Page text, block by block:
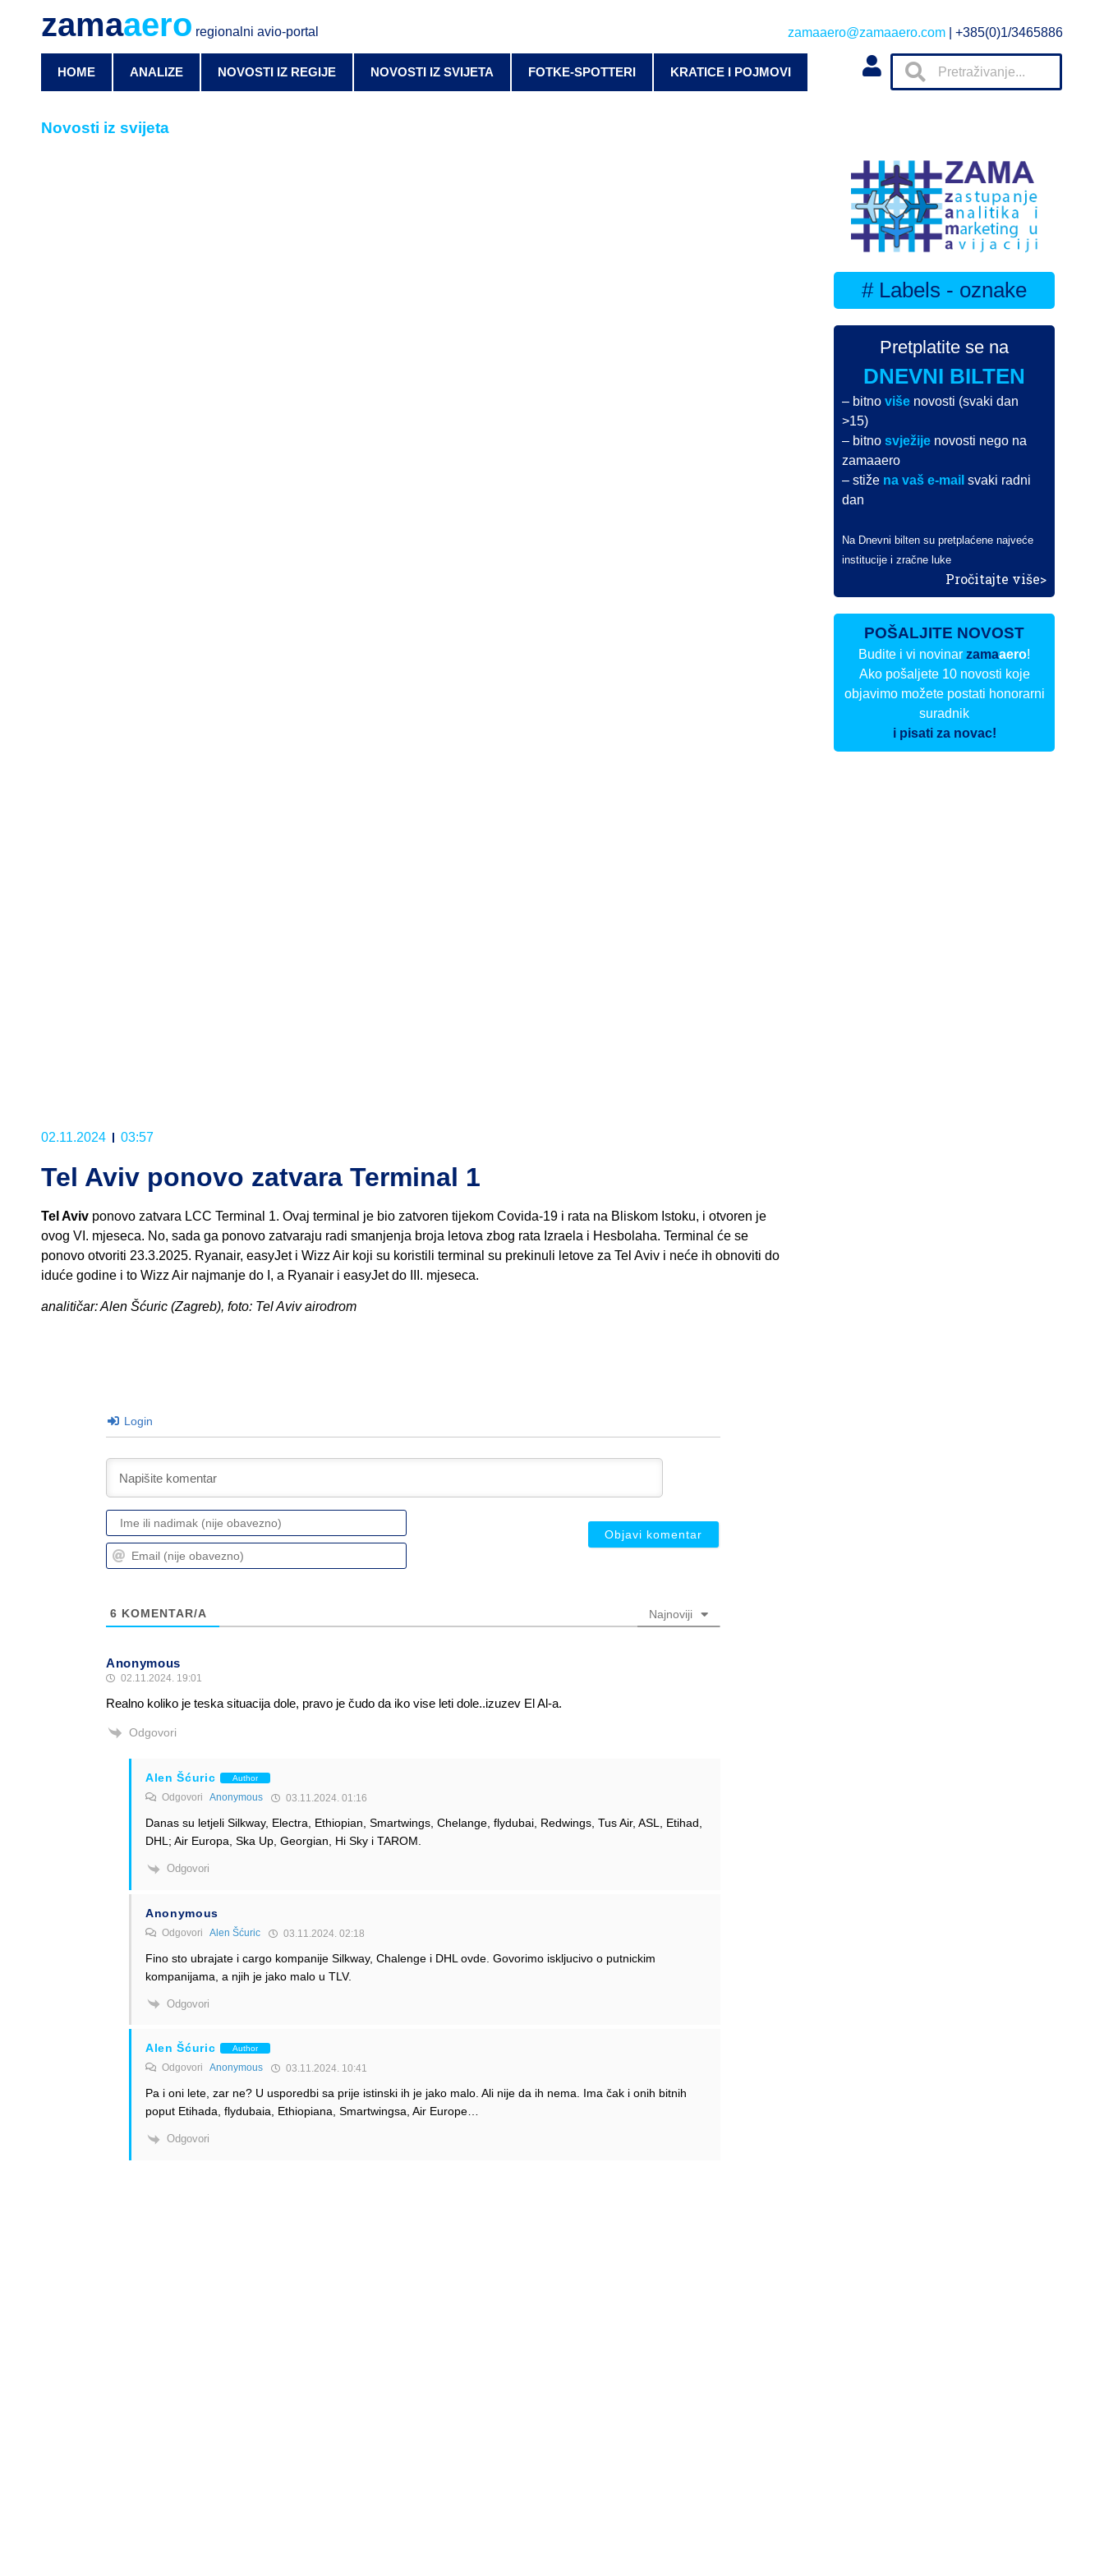
zamaaero regionalni avio-portal zamaaero@zamaaero.com | +385(0)1/3465886
HOME ANALIZE NOVOSTI IZ REGIJE NOVOSTI IZ SVIJETA FOTKE-SPOTTERI KRATICE I POJMOVI
Novosti iz svijeta
02.11.2024 03:57
Tel Aviv ponovo zatvara Terminal 1
Tel Aviv ponovo zatvara LCC Terminal 1. Ovaj terminal je bio zatvoren tijekom Covida-19 i rata na Bliskom Istoku, i otvoren je
ovog VI. mjeseca. No, sada ga ponovo zatvaraju radi smanjenja broja letova zbog rata Izraela i Hesbolaha. Terminal će se
ponovo otvoriti 23.3.2025. Ryanair, easyJet i Wizz Air koji su koristili terminal su prekinuli letove za Tel Aviv i neće ih obnoviti do
iduće godine i to Wizz Air najmanje do I, a Ryanair i easyJet do III. mjeseca.
analitičar: Alen Šćuric (Zagreb), foto: Tel Aviv airodrom
Login
Ime
ili
nadimak
Email
(nije
6 KOMENTAR/A Najnoviji
Anonymous
02.11.2024. 19:01
Realno koliko je teska situacija dole, pravo je čudo da iko vise leti dole..izuzev El Al-a.
Odgovori
Alen Šćuric Author
Odgovori Anonymous 03.11.2024. 01:16
Danas su letjeli Silkway, Electra, Ethiopian, Smartwings, Chelange, flydubai, Redwings, Tus Air, ASL, Etihad,
DHL; Air Europa, Ska Up, Georgian, Hi Sky i TAROM.
Odgovori
Anonymous
Odgovori Alen Šćuric 03.11.2024. 02:18
Fino sto ubrajate i cargo kompanije Silkway, Chalenge i DHL ovde. Govorimo iskljucivo o putnickim
kompanijama, a njih je jako malo u TLV.
Odgovori
Alen Šćuric Author
Odgovori Anonymous 03.11.2024. 10:41
Pa i oni lete, zar ne? U usporedbi sa prije istinski ih je jako malo. Ali nije da ih nema. Ima čak i onih bitnih
poput Etihada, flydubaia, Ethiopiana, Smartwingsa, Air Europe…
Odgovori
# Labels - oznake
Pretplatite se na
DNEVNI BILTEN
– bitnoviše novosti (svaki dan
>15)
– bitnosvježije novosti nego na
zamaaero
– stiže na vaš e-mail svaki radni
dan
Na Dnevni bilten su pretplaćene najveće
institucije i zračne luke
Pročitajte više>
POŠALJITE NOVOST
Budite i vi novinarzamaaero!
Ako pošaljete 10 novosti koje
objavimo možete postati honorarni
suradnik
i pisati za novac!